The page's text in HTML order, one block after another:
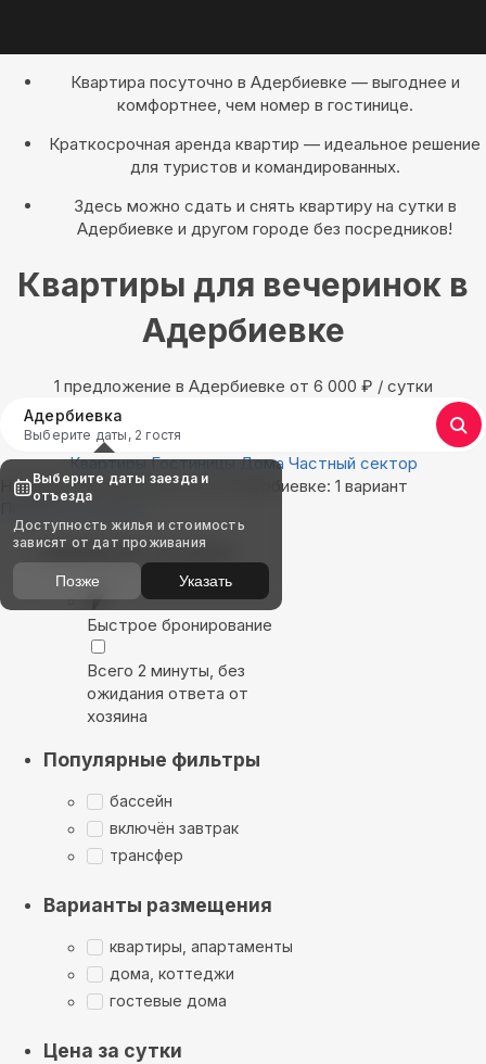
Квартира посуточно в Адербиевке — выгоднее и
комфортнее, чем номер в гостинице.
Краткосрочная аренда квартир — идеальное решение
для туристов и командированных.
Здесь можно сдать и снять квартиру на сутки в
Адербиевке и другом городе без посредников!
Квартиры для вечеринок в
Адербиевке
1 предложение в Адербиевке oт 6 000 ₽ / сутки
Адербиевка
Выберите даты, 2 гостя
Квартиры Гостиницы Дома Частный сектор
Найдём, где остановиться в Адербиевке: 1 вариант
Показать на карте
Выбирайте лучшее
Быстрое бронирование
Всего 2 минуты, без
ожидания ответа от
хозяина
Популярные фильтры
бассейн
включён завтрак
трансфер
Варианты размещения
квартиры, апартаменты
дома, коттеджи
гостевые дома
Цена за сутки
Выберите даты заезда и
отъезда
Доступность жилья и стоимость
зависят от дат проживания
Позже Указать